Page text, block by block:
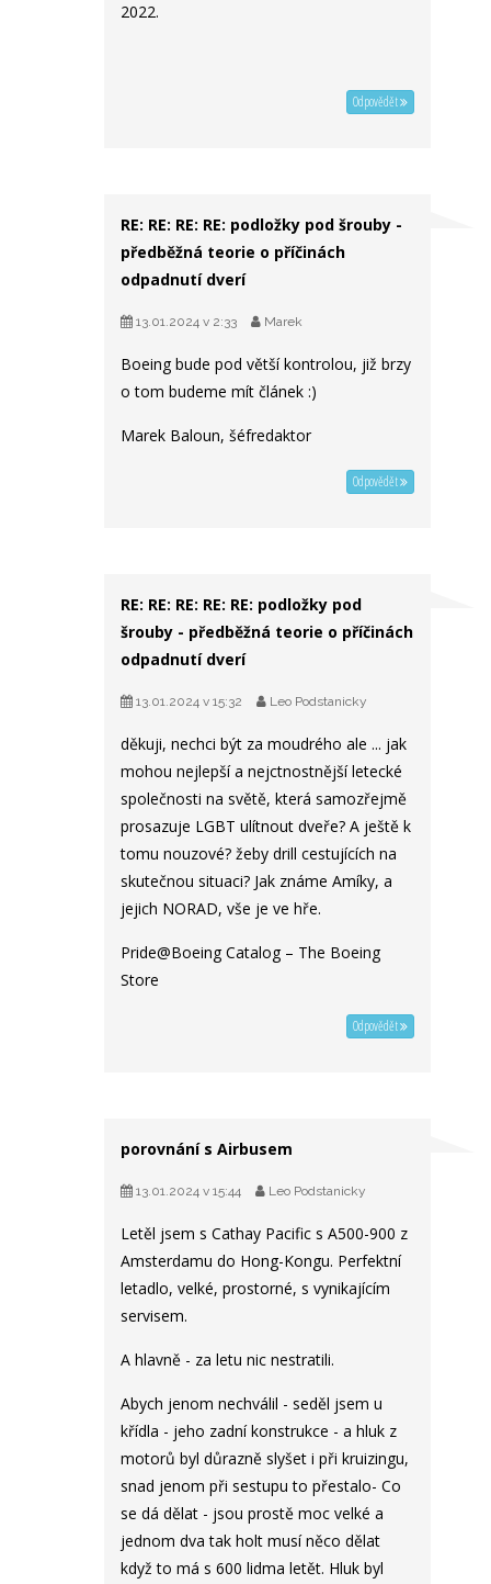
2022.
Odpovědět
RE: RE: RE: RE: podložky pod šrouby -
předběžná teorie o příčinách
odpadnutí dverí
13.01.2024 v 2:33 Marek
Boeing bude pod větší kontrolou, již brzy
o tom budeme mít článek :)
Marek Baloun, šéfredaktor
Odpovědět
RE: RE: RE: RE: RE: podložky pod
šrouby - předběžná teorie o příčinách
odpadnutí dverí
13.01.2024 v 15:32 Leo Podstanicky
děkuji, nechci být za moudrého ale ... jak
mohou nejlepší a nejctnostnější letecké
společnosti na světě, která samozřejmě
prosazuje LGBT ulítnout dveře? A ještě k
tomu nouzové? žeby drill cestujících na
skutečnou situaci? Jak známe Amíky, a
jejich NORAD, vše je ve hře.
Pride@Boeing Catalog – The Boeing
Store
Odpovědět
porovnání s Airbusem
13.01.2024 v 15:44 Leo Podstanicky
Letěl jsem s Cathay Pacific s A500-900 z
Amsterdamu do Hong-Kongu. Perfektní
letadlo, velké, prostorné, s vynikajícím
servisem.
A hlavně - za letu nic nestratili.
Abych jenom nechválil - seděl jsem u
křídla - jeho zadní konstrukce - a hluk z
motorů byl důrazně slyšet i při kruizingu,
snad jenom při sestupu to přestalo- Co
se dá dělat - jsou prostě moc velké a
jednom dva tak holt musí něco dělat
když to má s 600 lidma letět. Hluk byl